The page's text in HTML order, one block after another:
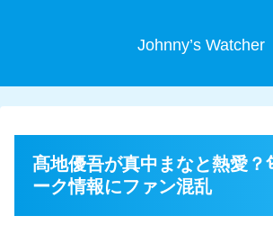
Johnny’s Watcher
髙地優吾が真中まなと熱愛？
ーク情報にファン混乱